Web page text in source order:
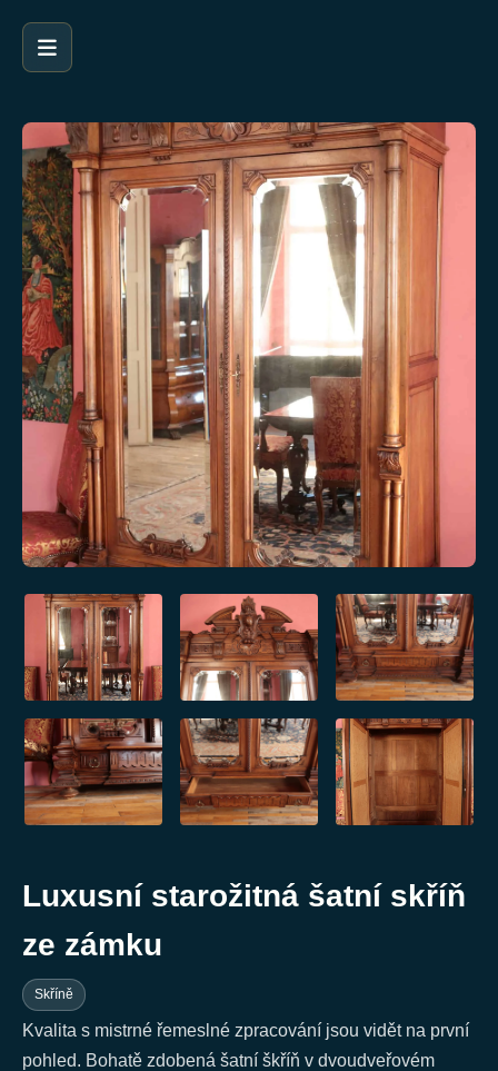
Luxusní starožitná šatní skříň
ze zámku
Skříně
Kvalita s mistrné řemeslné zpracování jsou vidět na první
pohled. Bohatě zdobená šatní škříň v dvoudveřovém